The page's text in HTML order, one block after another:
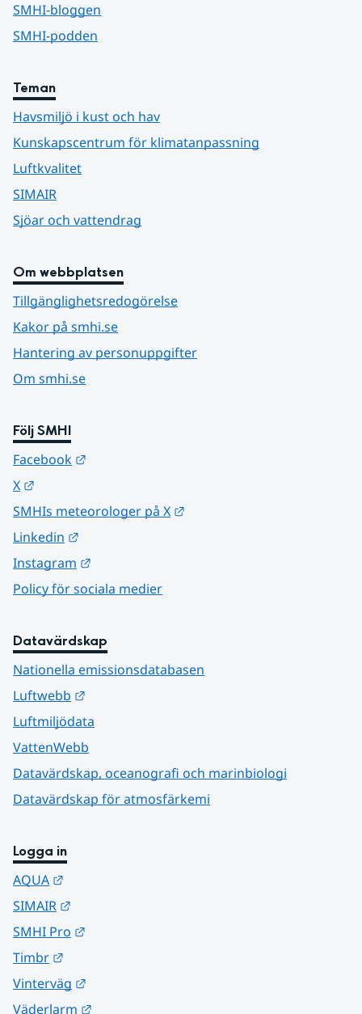
SMHI-bloggen
SMHI-podden
Teman
Havsmiljö i kust och hav
Kunskapscentrum för klimatanpassning
Luftkvalitet
SIMAIR
Sjöar och vattendrag
Om webbplatsen
Tillgänglighetsredogörelse
Kakor på smhi.se
Hantering av personuppgifter
Om smhi.se
Följ SMHI
Facebook
X
SMHIs meteorologer på X
Linkedin
Instagram
Policy för sociala medier
Datavärdskap
Nationella emissionsdatabasen
Luftwebb
Luftmiljödata
VattenWebb
Datavärdskap, oceanografi och marinbiologi
Datavärdskap för atmosfärkemi
Logga in
AQUA
SIMAIR
SMHI Pro
Timbr
Vinterväg
Väderlarm